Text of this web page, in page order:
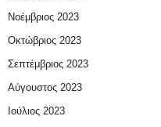
Νοέμβριος 2023
Οκτώβριος 2023
Σεπτέμβριος 2023
Αύγουστος 2023
Ιούλιος 2023